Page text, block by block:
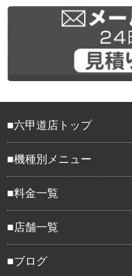
六甲道店トップ
機種別メニュー
料金一覧
店舗一覧
ブログ